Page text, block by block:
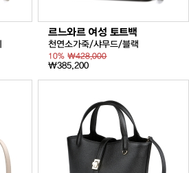
르느와르 여성 토트백
천연소가죽/샤무드/블랙
10%₩428,000
₩385,200